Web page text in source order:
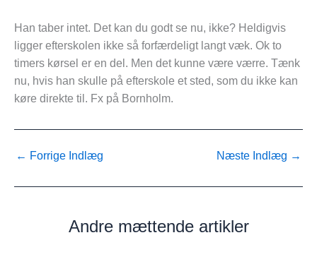
Han taber intet. Det kan du godt se nu, ikke? Heldigvis
ligger efterskolen ikke så forfærdeligt langt væk. Ok to
timers kørsel er en del. Men det kunne være værre. Tænk
nu, hvis han skulle på efterskole et sted, som du ikke kan
køre direkte til. Fx på Bornholm.
← Forrige Indlæg Næste Indlæg →
Andre mættende artikler